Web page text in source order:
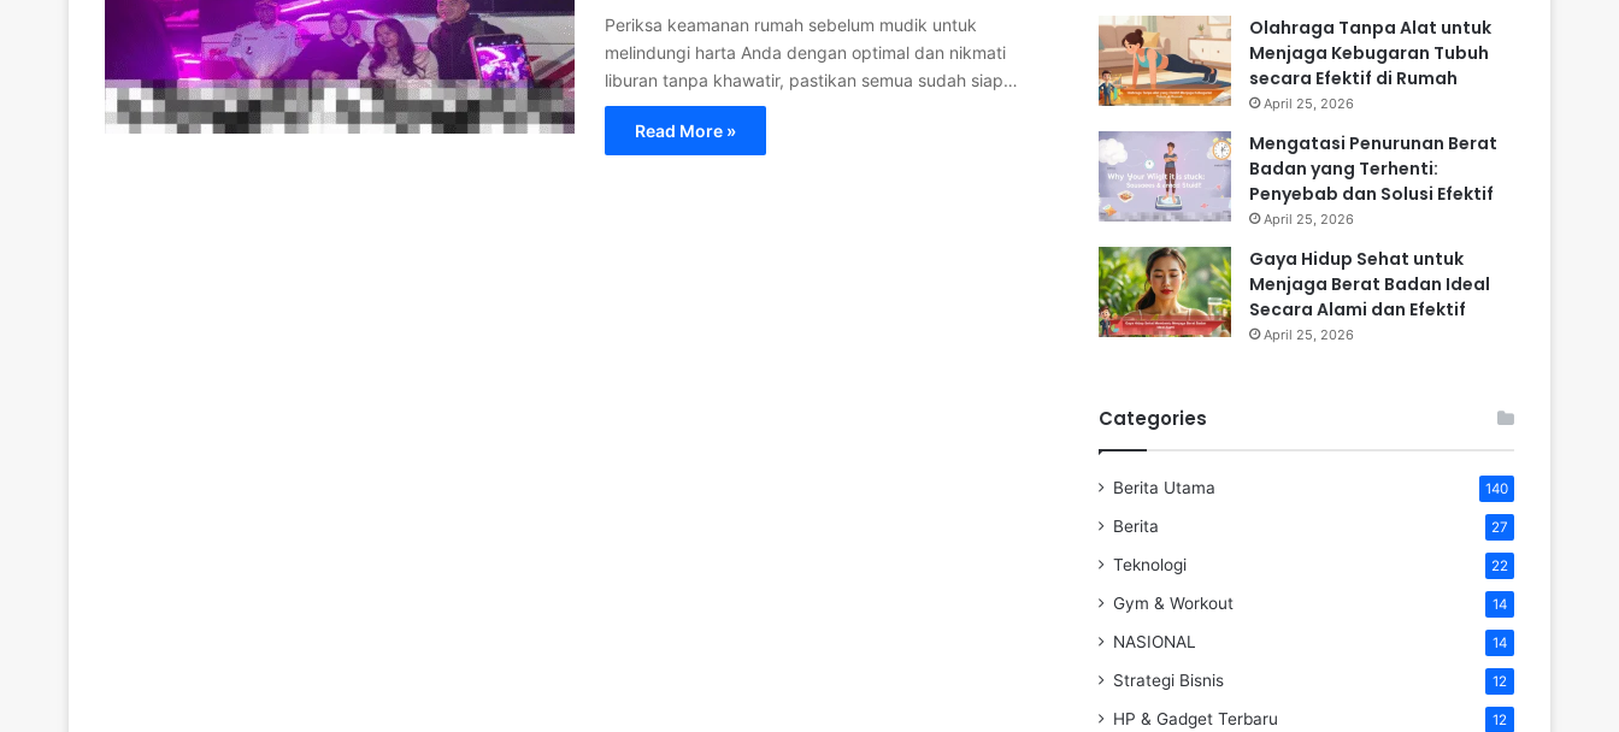
Periksa keamanan rumah sebelum mudik untuk
melindungi harta Anda dengan optimal dan nikmati
liburan tanpa khawatir, pastikan semua sudah siap…
Read More »
Olahraga Tanpa Alat untuk
Menjaga Kebugaran Tubuh
secara Efektif di Rumah
April 25, 2026
Mengatasi Penurunan Berat
Badan yang Terhenti:
Penyebab dan Solusi Efektif
April 25, 2026
Gaya Hidup Sehat untuk
Menjaga Berat Badan Ideal
Secara Alami dan Efektif
April 25, 2026
Categories
Berita Utama 140
Berita 27
Teknologi 22
Gym & Workout 14
NASIONAL 14
Strategi Bisnis 12
HP & Gadget Terbaru 12